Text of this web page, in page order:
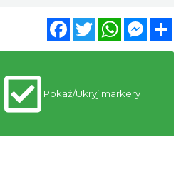
FacebookTwitterWhatsApp
Pokaż/Ukryj markery